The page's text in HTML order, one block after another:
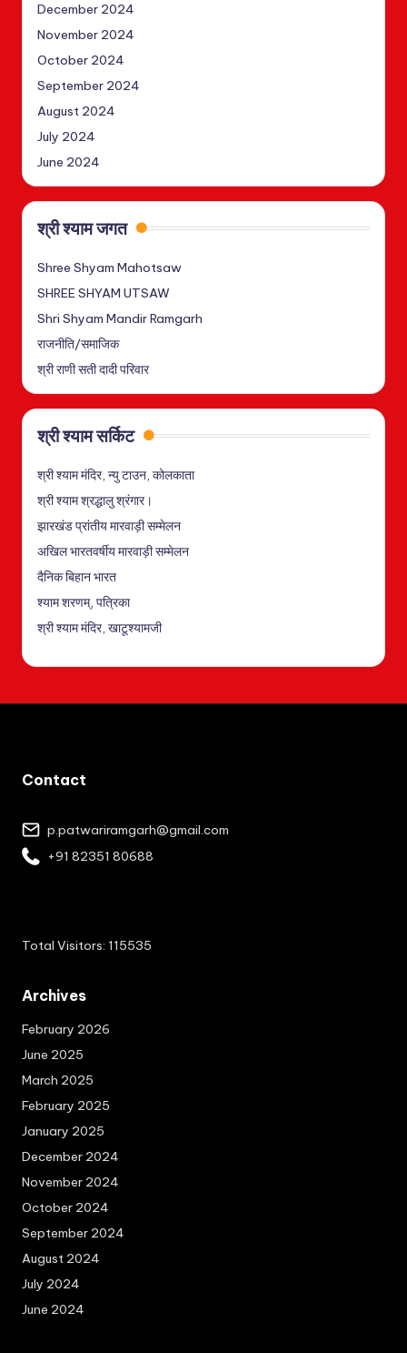
December 2024
November 2024
October 2024
September 2024
August 2024
July 2024
June 2024
श्री श्याम जगत
Shree Shyam Mahotsaw
SHREE SHYAM UTSAW
Shri Shyam Mandir Ramgarh
राजनीति/समाजिक
श्री राणी सती दादी परिवार
श्री श्याम सर्किट
श्री श्याम मंदिर, न्यु टाउन, कोलकाता
श्री श्याम श्रद्धालु श्रंगार।
झारखंड प्रांतीय मारवाड़ी सम्मेलन
अखिल भारतवर्षीय मारवाड़ी सम्मेलन
दैनिक बिहान भारत
श्याम शरणम्, पत्रिका
श्री श्याम मंदिर, खाटूश्यामजी
Contact
p.patwariramgarh@gmail.com
+91 82351 80688
Total Visitors: 115535
Archives
February 2026
June 2025
March 2025
February 2025
January 2025
December 2024
November 2024
October 2024
September 2024
August 2024
July 2024
June 2024